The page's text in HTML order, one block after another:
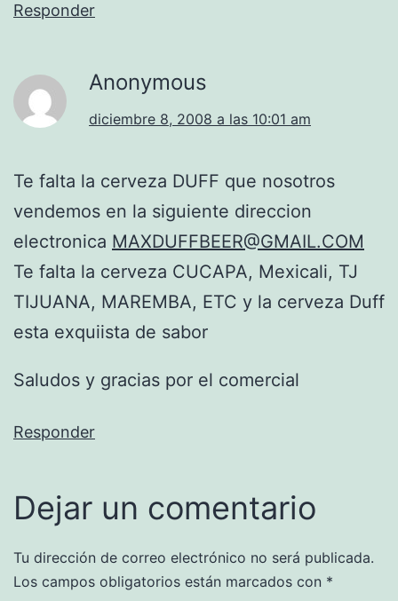
Responder
Anonymous
diciembre 8, 2008 a las 10:01 am
Te falta la cerveza DUFF que nosotros
vendemos en la siguiente direccion
electronica MAXDUFFBEER@GMAIL.COM
Te falta la cerveza CUCAPA, Mexicali, TJ
TIJUANA, MAREMBA, ETC y la cerveza Duff
esta exquiista de sabor
Saludos y gracias por el comercial
Responder
Dejar un comentario
Tu dirección de correo electrónico no será publicada.
Los campos obligatorios están marcados con *